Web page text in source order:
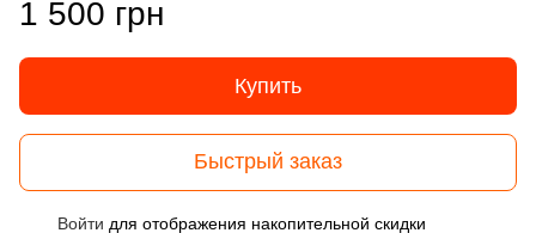
1 500 грн
Купить
Быстрый заказ
Войти для отображения накопительной скидки